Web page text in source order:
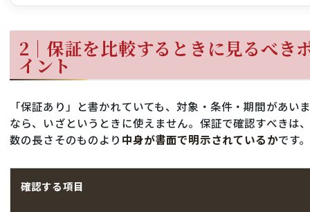
2｜保証を比較するときに見るべき
イント
「保証あり」と書かれていても、対象・条件・期間があい
なら、いざというときに使えません。保証で確認すべきは
数の長さそのものより 中身が書面で明示されているかです。
確認する項目